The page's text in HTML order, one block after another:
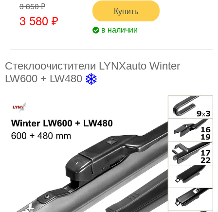
3 850 ₽
3 580 ₽
Купить
в наличии
Стеклоочистители LYNXauto Winter
LW600 + LW480